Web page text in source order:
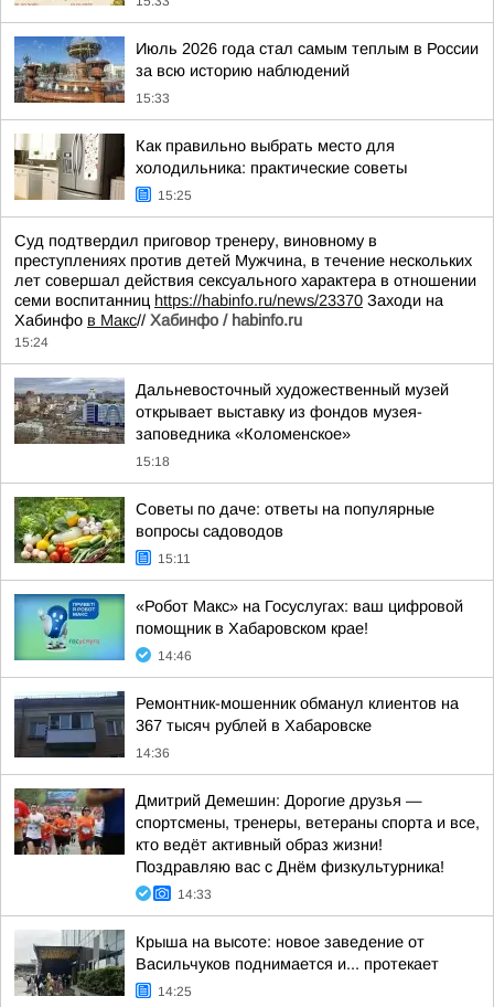
Июль 2026 года стал самым теплым в России
за всю историю наблюдений
15:33
Как правильно выбрать место для
холодильника: практические советы
15:25
Суд подтвердил приговор тренеру, виновному в
преступлениях против детей Мужчина, в течение нескольких
лет совершал действия сексуального характера в отношении
семи воспитанниц https://habinfo.ru/news/23370 Заходи на
Хабинфо в Макс// Хабинфо / habinfo.ru
15:24
Дальневосточный художественный музей
открывает выставку из фондов музея-
заповедника «Коломенское»
15:18
Советы по даче: ответы на популярные
вопросы садоводов
15:11
«Робот Макс» на Госуслугах: ваш цифровой
помощник в Хабаровском крае!
14:46
Ремонтник-мошенник обманул клиентов на
367 тысяч рублей в Хабаровске
14:36
Дмитрий Демешин: Дорогие друзья —
спортсмены, тренеры, ветераны спорта и все,
кто ведёт активный образ жизни!
Поздравляю вас с Днём физкультурника!
14:33
Крыша на высоте: новое заведение от
Васильчуков поднимается и... протекает
14:25